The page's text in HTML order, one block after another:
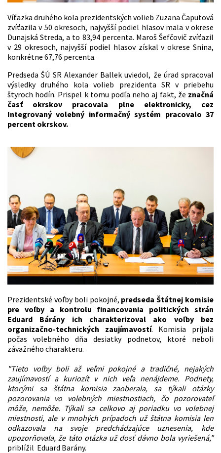
Víťazka druhého kola prezidentských volieb Zuzana Čaputová
zvíťazila v 50 okresoch, najvyšší podiel hlasov mala v okrese
Dunajská Streda, a to 83,94 percenta. Maroš Šefčovič zvíťazil
v 29 okresoch, najvyšší podiel hlasov získal v okrese Snina,
konkrétne 67,76 percenta.
Predseda ŠÚ SR Alexander Ballek uviedol, že úrad spracoval
výsledky druhého kola volieb prezidenta SR v priebehu
štyroch hodín. Prispel k tomu podľa neho aj fakt, že značná
časť okrskov pracovala plne elektronicky, cez
Integrovaný volebný informačný systém pracovalo 37
percent okrskov.
Prezidentské voľby boli pokojné, predseda Štátnej komisie
pre voľby a kontrolu financovania politických strán
Eduard Bárány ich charakterizoval ako voľby bez
organizačno-technických zaujímavostí. Komisia prijala
počas volebného dňa desiatky podnetov, ktoré neboli
závažného charakteru.
"Tieto voľby boli až veľmi pokojné a tradičné, nejakých
zaujímavostí a kuriozít v nich veľa nenájdeme. Podnety,
ktorými sa štátna komisia zaoberala, sa týkali otázky
pozorovania vo volebných miestnostiach, čo pozorovateľ
môže, nemôže. Týkali sa celkovo aj poriadku vo volebnej
miestnosti, ale v mnohých prípadoch už štátna komisia len
odkazovala na svoje predchádzajúce uznesenia, kde
upozorňovala, že táto otázka už dosť dávno bola vyriešená,"
priblížil Eduard Barány.